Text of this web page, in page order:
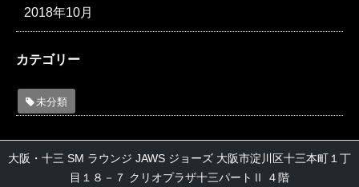
2018年10月
カテゴリー
未分類
大阪・十三 SM ラウンジ JAWS ジョーズ 大阪市淀川区十三本町１丁
目１８－７ クリオプラザ十三パートⅡ ４階